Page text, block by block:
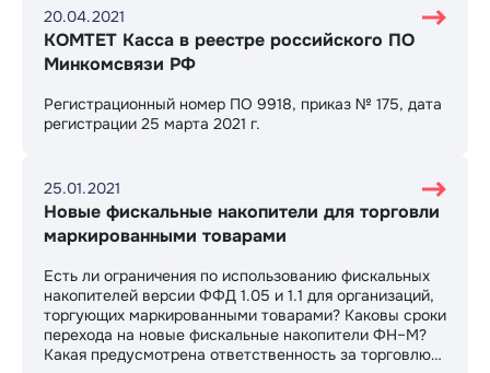
компаний с курьерами.
20.04.2021
КОМТЕТ Касса в реестре российского ПО
Минкомсвязи РФ
Регистрационный номер ПО 9918, приказ № 175, дата
регистрации 25 марта 2021 г.
25.01.2021
Новые фискальные накопители для торговли
маркированными товарами
Есть ли ограничения по использованию фискальных
накопителей версии ФФД 1.05 и 1.1 для организаций,
торгующих маркированными товарами? Каковы сроки
перехода на новые фискальные накопители ФН–М?
Какая предусмотрена ответственность за торговлю